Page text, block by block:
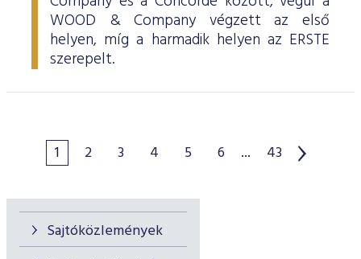
Sajtóközlemények
WOOD & Company végzett az első
helyen, míg a harmadik helyen az ERSTE
szerepelt.
1 2 3 4 5 6 ... 43